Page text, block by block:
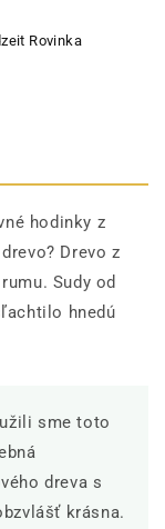
Rovinka
hodinky z
Drevo z
Sudy od
hnedú
sme toto
dreva s
krásna.